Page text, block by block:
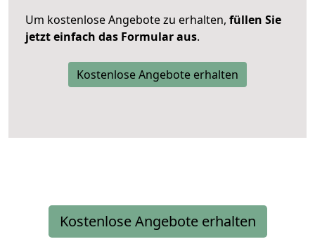
Um kostenlose Angebote zu erhalten, füllen Sie
jetzt einfach das Formular aus.
Kostenlose Angebote erhalten
Kostenlose Angebote erhalten